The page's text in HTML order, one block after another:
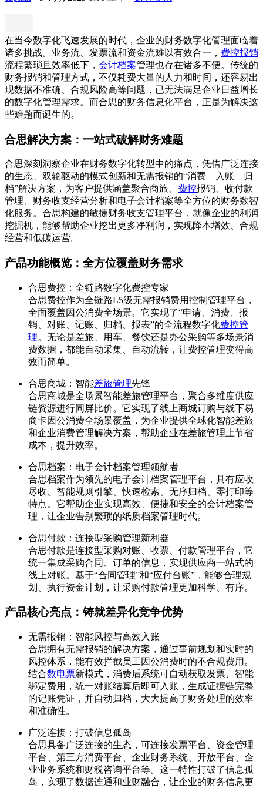
在当今数字化飞速发展的时代，企业的财务数字化管理面临着
诸多挑战。业务流、发票流和资金流难以有效合一， 费控报销
流程繁琐且效率低下， 会计档案管理也存在诸多不便。传统的
财务报销和管理方式，不仅耗费大量的人力和时间，还容易出
现数据不准确、合规风险高等问题，已无法满足企业日益增长
的数字化管理需求。而合思的财务信息化平台，正是为解决这
些难题而诞生的。
合思解决方案：一站式破解财务难题
合思深刻洞察企业在财务数字化转型中的痛点，凭借广泛连接
的生态、双轮驱动的模式创新和无需报销的“消费 – 入账 – 归
档”解决方案，为客户提供涵盖聚合商旅、 费控报销、收付款
管理、财务收支经营分析和电子会计档案等全方位的财务数智
化服务。合思构建的敏捷财务收支管理平台，就像企业的利润
挖掘机，能够帮助企业挖出更多净利润，实现降本增效、合规
经营和低碳运营。
产品功能概览：全方位覆盖财务需求
合思费控：全链路数字化费控专家
合思费控作为全链路L5级无需报销费用控制管理平台，
全面覆盖因公消费全场景。它实现了“申请、消费、报
销、对账、记账、归档、报表”的全流程数字化费控管
理。无论是差旅、用车、餐饮还是办公采购等多场景消
费数据，都能自动采集、自动流转，让费控管理变得高
效而简单。
合思商城：智能差旅管理先锋
合思商城是全场景智能差旅管理平台，聚合多维度供应
链资源进行同屏比价。它实现了线上商城订购与线下易
商卡因公消费全场景覆盖，为企业提供全球化智能差旅
和企业消费管理解决方案，帮助企业在差旅管理上节省
成本，提升效率。
合思档案：电子会计档案管理领航者
合思档案作为领先的电子会计档案管理平台，具有应收
尽收、智能规则引擎、快速检索、无序归档、零打印等
特点。它帮助企业实现高效、便捷和安全的会计档案管
理，让企业告别繁琐的纸质档案管理时代。
合思付款：连接型采购管理新利器
合思付款是连接型采购对账、收票、付款管理平台，它
统一集成采购合同、订单的信息，实现供应商一站式的
线上对账。基于“合同管理”和“应付台账”，能够合理规
划、执行资金计划，让采购付款管理更加科学、有序。
产品核心亮点：铸就差异化竞争优势
无需报销：智能风控与高效入账
合思拥有无需报销的解决方案，通过事前规划和实时的
风控体系，能有效拦截员工因公消费时的不合规费用。
结合数电票新模式，消费后系统可自动获取发票、智能
绑定费用，统一对账结算后即可入账，生成证据链完整
的记账凭证，并自动归档，大大提高了财务处理的效率
和准确性。
广泛连接：打破信息孤岛
合思具备广泛连接的生态，可连接发票平台、资金管理
平台、第三方消费平台、企业财务系统、开放平台、企
业业务系统和财税咨询平台等。这一特性打破了信息孤
岛，实现了数据连通和业财融合，让企业的财务信息更